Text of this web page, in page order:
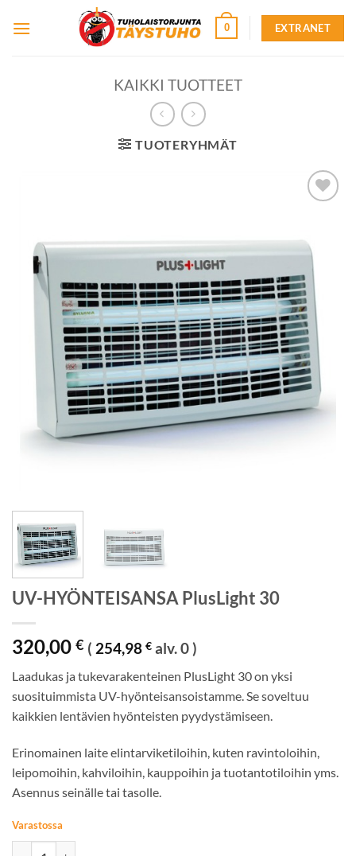
0 EXTRANET
KAIKKI TUOTTEET
TUOTERYHMÄT
UV-HYÖNTEISANSA PlusLight 30
320,00 € ( 254,98 € alv. 0 )
Laadukas ja tukevarakenteinen PlusLight 30 on yksi
suosituimmista UV-hyönteisansoistamme. Se soveltuu
kaikkien lentävien hyönteisten pyydystämiseen.
Erinomainen laite elintarviketiloihin, kuten ravintoloihin,
leipomoihin, kahviloihin, kauppoihin ja tuotantotiloihin yms.
Asennus seinälle tai tasolle.
Varastossa